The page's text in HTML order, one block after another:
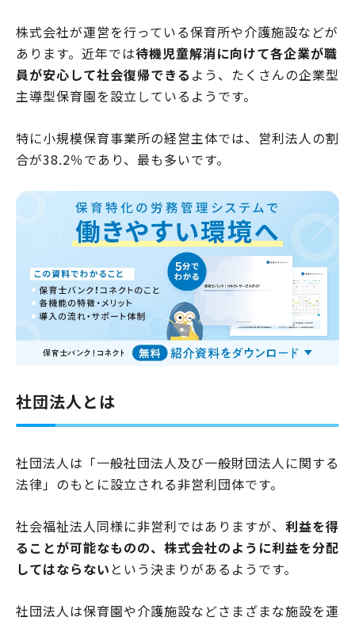
株式会社が運営を行っている保育所や介護施設などが
あります。近年では待機児童解消に向けて各企業が職
員が安心して社会復帰できる よう、たくさんの企業型
主導型保育園を設立しているようです。
特に小規模保育事業所の経営主体では、営利法人の割
合が38.2％であり、最も多いです。
社団法人とは
社団法人は「一般社団法人及び一般財団法人に関する
法律」のもとに設立される非営利団体です。
社会福祉法人同様に非営利ではありますが、 利益を得
ることが可能なものの、株式会社のように利益を分配
してはならない という決まりがあるようです。
社団法人は保育園や介護施設などさまざまな施設を運